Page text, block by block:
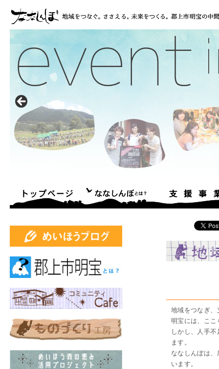
地域をつなぎ、
明宝には、ここ
しかし、人手
ます。
ななしんぼは
います。